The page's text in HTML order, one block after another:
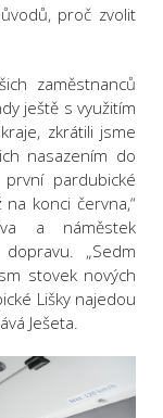
proč zvolit
zaměstnanců
ještě s využitím
zkrátili jsme
nasazením do
pardubické
konci června,“
a náměstek
„Sedm
stovek nových
Lišky najedou
Ješeta.